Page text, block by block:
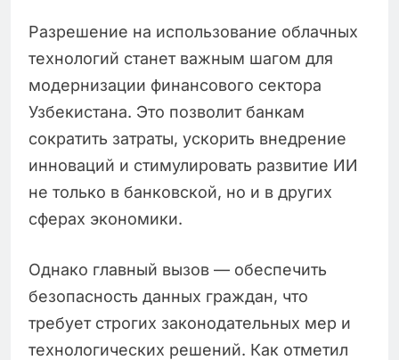
Разрешение на использование облачных
технологий станет важным шагом для
модернизации финансового сектора
Узбекистана. Это позволит банкам
сократить затраты, ускорить внедрение
инноваций и стимулировать развитие ИИ
не только в банковской, но и в других
сферах экономики.
Однако главный вызов — обеспечить
безопасность данных граждан, что
требует строгих законодательных мер и
технологических решений. Как отметил